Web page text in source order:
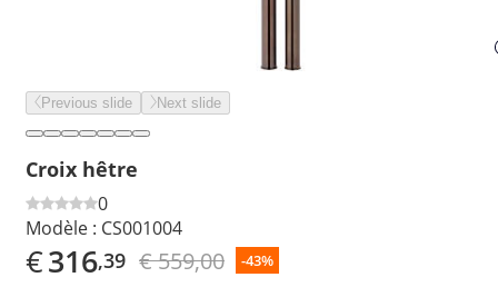
Previous slide Next slide
Croix hêtre
0
Modèle : CS001004
€316,39 € 559,00 -43%